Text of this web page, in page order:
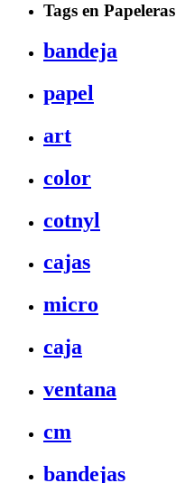
Tags en Papeleras
bandeja
papel
art
color
cotnyl
cajas
micro
caja
ventana
cm
bandejas